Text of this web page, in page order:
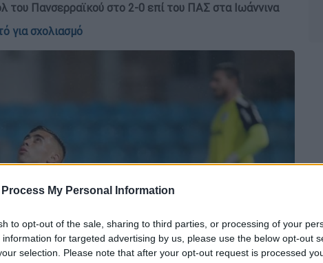
Process My Personal Information
to opt-out of the sale, sharing to third parties, or processing of your
information for targeted advertising by us, please use the below opt-out
selection. Please note that after your opt-out request is processed
του Πανσερραϊκού στο 2-0 επί του ΠΑΣ στα Ιωάννινα
για σχολιασμό